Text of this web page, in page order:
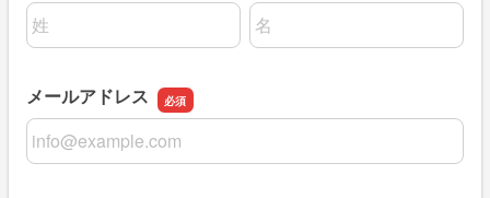
名前の姓
名前の名
メールアドレス
メールアドレス